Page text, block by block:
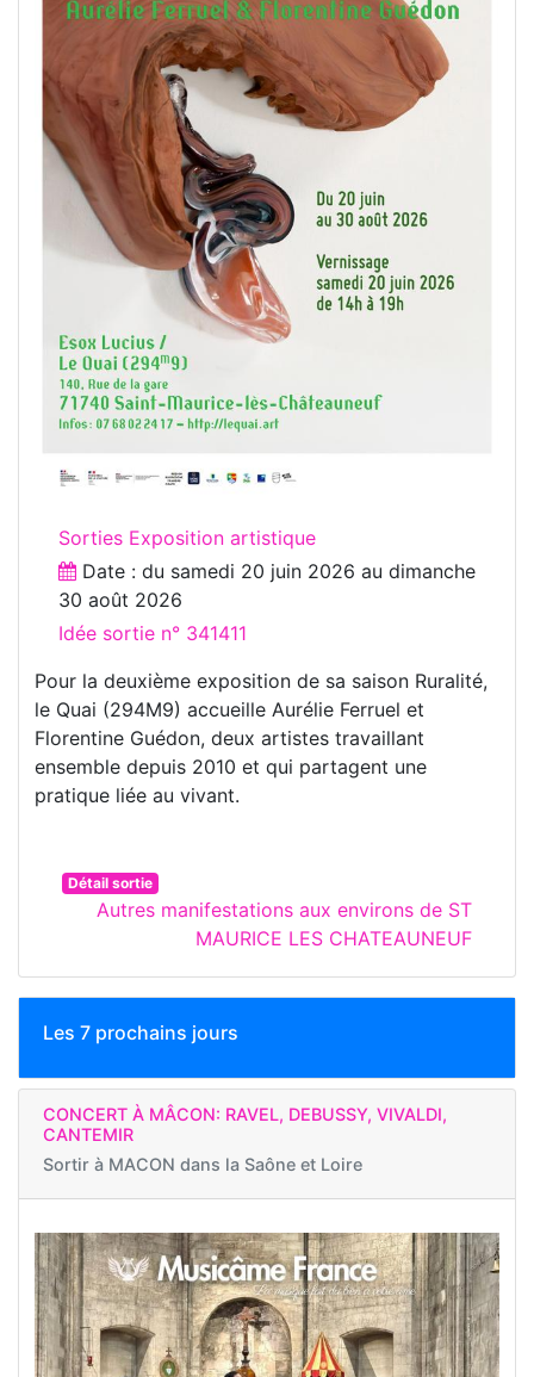
Sorties Exposition artistique
Date : du samedi 20 juin 2026 au dimanche
30 août 2026
Idée sortie n° 341411
Pour la deuxième exposition de sa saison Ruralité,
le Quai (294M9) accueille Aurélie Ferruel et
Florentine Guédon, deux artistes travaillant
ensemble depuis 2010 et qui partagent une
pratique liée au vivant.
Détail sortie
Autres manifestations aux environs de ST
MAURICE LES CHATEAUNEUF
Les 7 prochains jours
CONCERT À MÂCON: RAVEL, DEBUSSY, VIVALDI,
CANTEMIR
Sortir à MACON dans la Saône et Loire